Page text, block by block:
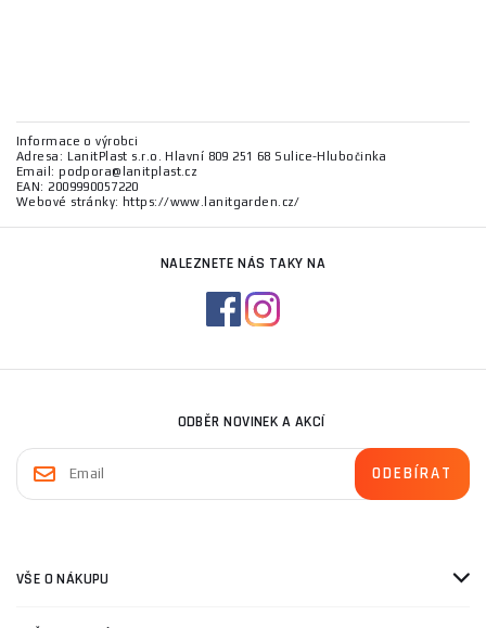
Informace o výrobci
Adresa: LanitPlast s.r.o. Hlavní 809 251 68 Sulice-Hlubočinka
Email: podpora@lanitplast.cz
EAN: 2009990057220
Webové stránky: https://www.lanitgarden.cz/
NALEZNETE NÁS TAKY NA
ODBĚR NOVINEK A AKCÍ
VŠE O NÁKUPU